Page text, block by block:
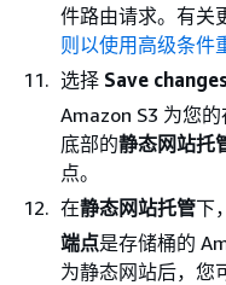
件路由请求。有关
则以使用高级条件
选择 Save
Amazon S3 为您
底部的静态网站托
点。
在静态网站托管下
端点是存储桶的
为静态网站后，您